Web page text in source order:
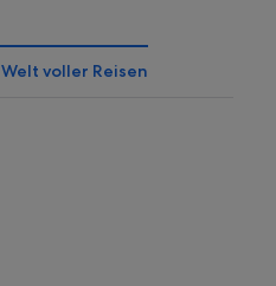
voller Reisen